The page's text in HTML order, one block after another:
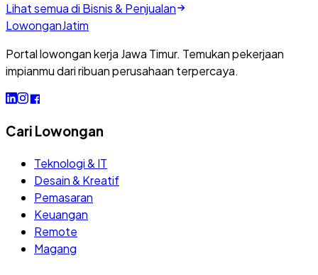
Lihat semua di Bisnis & Penjualan
LowonganJatim
Portal lowongan kerja Jawa Timur. Temukan pekerjaan
impianmu dari ribuan perusahaan terpercaya.
Cari Lowongan
Teknologi & IT
Desain & Kreatif
Pemasaran
Keuangan
Remote
Magang